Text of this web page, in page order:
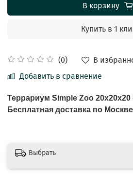
(0)
В
Добавить в сравнение
В корзину
Купить в 1
Террариум Simple Zoo 20x20x20
Бесплатная доставка по Москве
Выбрать